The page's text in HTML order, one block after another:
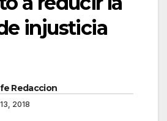
injusticia
Redaccion
2018